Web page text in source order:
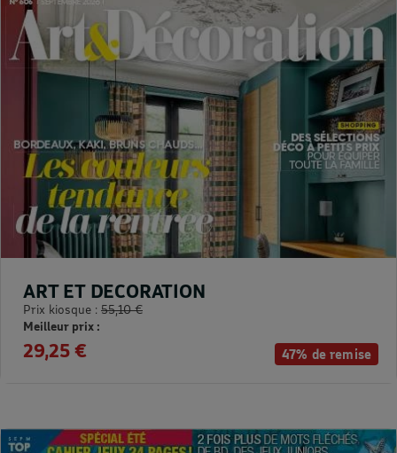
47% de remise
ART ET DECORATION
Prix kiosque : 55,10 €
Meilleur prix :
29,25 €